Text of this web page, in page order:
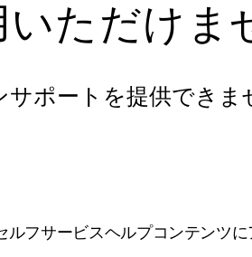
ただけま
ポートを提供できま
フサービスヘルプコンテンツ